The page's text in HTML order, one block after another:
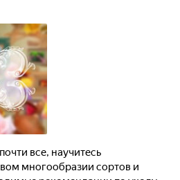
все, научитесь
многообразии сортов и